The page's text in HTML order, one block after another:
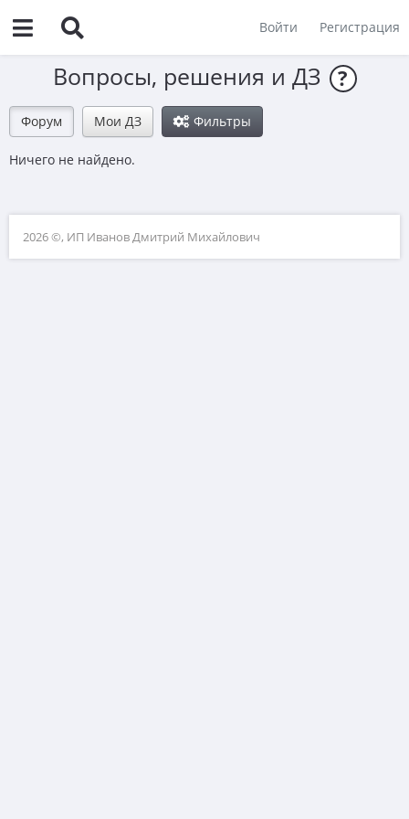
Войти Регистрация
Вопросы, решения и ДЗ ?
Форум Мои ДЗ Фильтры
Ничего не найдено.
2026 ©, ИП Иванов Дмитрий Михайлович